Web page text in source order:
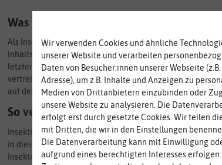
Was sind Insektizide?
Als Insektizid werden Stoffe bezeichnet, die Insekten
Inhaltsstoffen. Es gibt synthetisch hergestellte
letzteres verwenden. Natürliche Insektizide, die auch im
vertreiben. Allerdings brauchen biologische Insektizide
auf dem Einsatz von Pilzen, Fadenwürmern, Bakterien
So verwenden Sie Insektizide im Garten
Insektizide – gleich welcher Herkunft – sollten Sie
in diesem Fall nicht viel. Setzen Sie Insektizide
Insektizide verwenden. Nicht jedes Insektizid ist für
Wir verwenden Cookies und ähnliche
unserer Website und verarbeiten
Daten von Besucher:innen unserer Webseite (z.B.
Adresse), um z.B. Inhalte und Anzeigen zu
Medien von Drittanbietern einzubinden oder
unsere Website zu analysieren. Die
erfolgt erst durch gesetzte Cookies. Wir teilen
mit Dritten, die wir in den Einstellungen
Die Datenverarbeitung kann mit Einwilligung
aufgrund eines berechtigten Interesses